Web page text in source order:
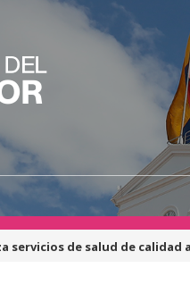
servicios de salud de